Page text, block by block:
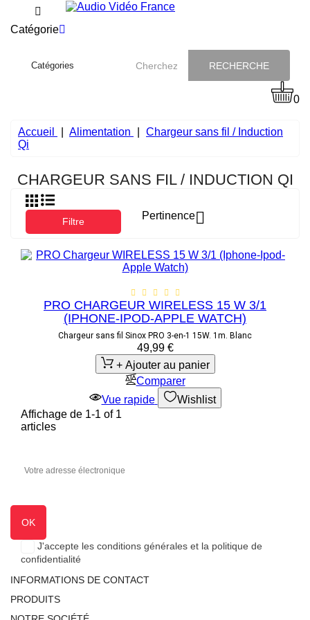
Catégorie
RECHERCHE
0
Accueil Alimentation
Chargeur sans fil / Induction
Qi
CHARGEUR SANS FIL / INDUCTION QI
Filtre Pertinence
PRO CHARGEUR WIRELESS 15 W 3/1
(IPHONE-IPOD-APPLE WATCH)
Chargeur sans fil Sinox PRO 3-en-1 15W. 1m. Blanc
49,99 €
+ Ajouter au panier
Comparer
Vue rapide
Wishlist
Affichage de 1-1 of 1
articles
J'accepte les conditions générales et la politique de
confidentialité
INFORMATIONS DE CONTACT
PRODUITS